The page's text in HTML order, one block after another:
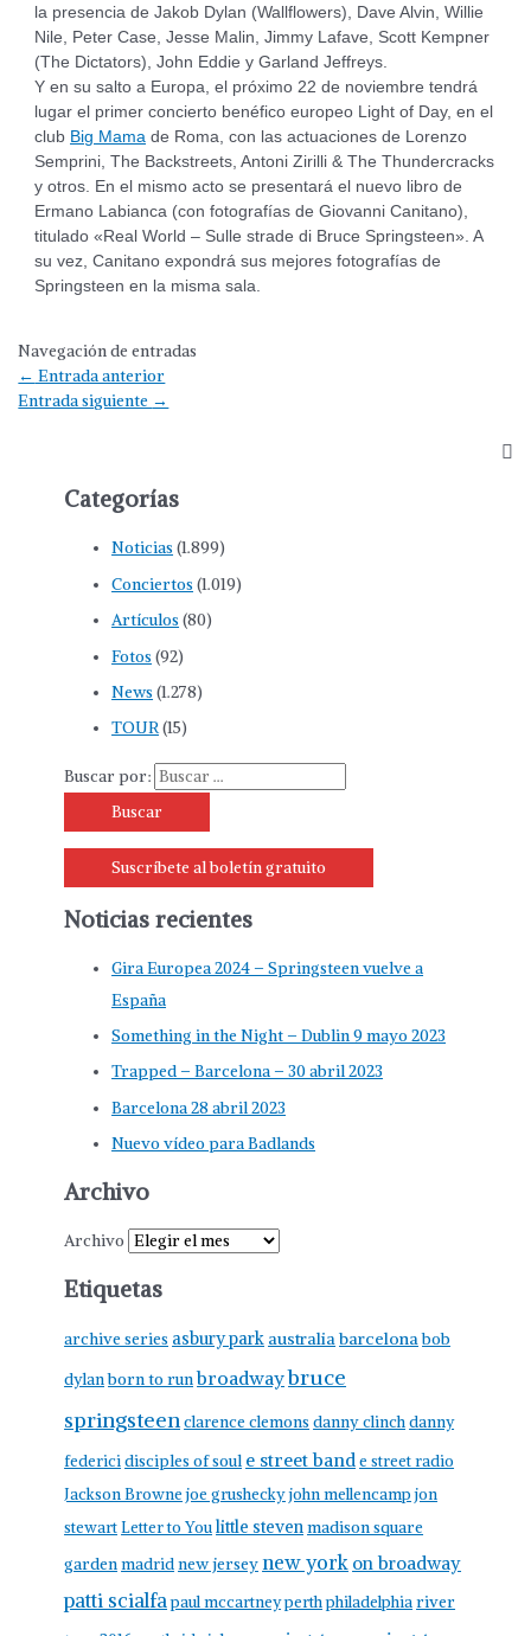
la presencia de Jakob Dylan (Wallflowers), Dave Alvin, Willie
Nile, Peter Case, Jesse Malin, Jimmy Lafave, Scott Kempner
(The Dictators), John Eddie y Garland Jeffreys.
Y en su salto a Europa, el próximo 22 de noviembre tendrá
lugar el primer concierto benéfico europeo Light of Day, en el
club Big Mama de Roma, con las actuaciones de Lorenzo
Semprini, The Backstreets, Antoni Zirilli & The Thundercracks
y otros. En el mismo acto se presentará el nuevo libro de
Ermano Labianca (con fotografías de Giovanni Canitano),
titulado «Real World – Sulle strade di Bruce Springsteen». A
su vez, Canitano expondrá sus mejores fotografías de
Springsteen en la misma sala.
Navegación de entradas
← Entrada anterior
Entrada siguiente →
Categorías
Noticias (1.899)
Conciertos (1.019)
Artículos (80)
Fotos (92)
News (1.278)
TOUR(15)
Buscar por:
Suscríbete al boletín gratuito
Noticias recientes
Gira Europea 2024 – Springsteen vuelve a
España
Something in the Night – Dublin 9 mayo 2023
Trapped – Barcelona – 30 abril 2023
Barcelona 28 abril 2023
Nuevo vídeo para Badlands
Archivo
Archivo
Etiquetas
archive series asbury park australiabarcelonabob
dylanborn to runbroadwaybruce
springsteenclarence clemons danny clinchdanny
federicidisciples of soul e street band e street radio
Jackson Browne joe grusheckyjohn mellencamp jon
stewartLetter to Youlittle stevenmadison square
gardenmadridnew jerseynew york on broadway
patti scialfapaul mccartneyperthphiladelphiariver